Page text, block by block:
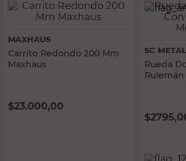
MAXHAUS
Carrito Redondo 200 Mm
Maxhaus
$23.000,00
SC
Rueda
$